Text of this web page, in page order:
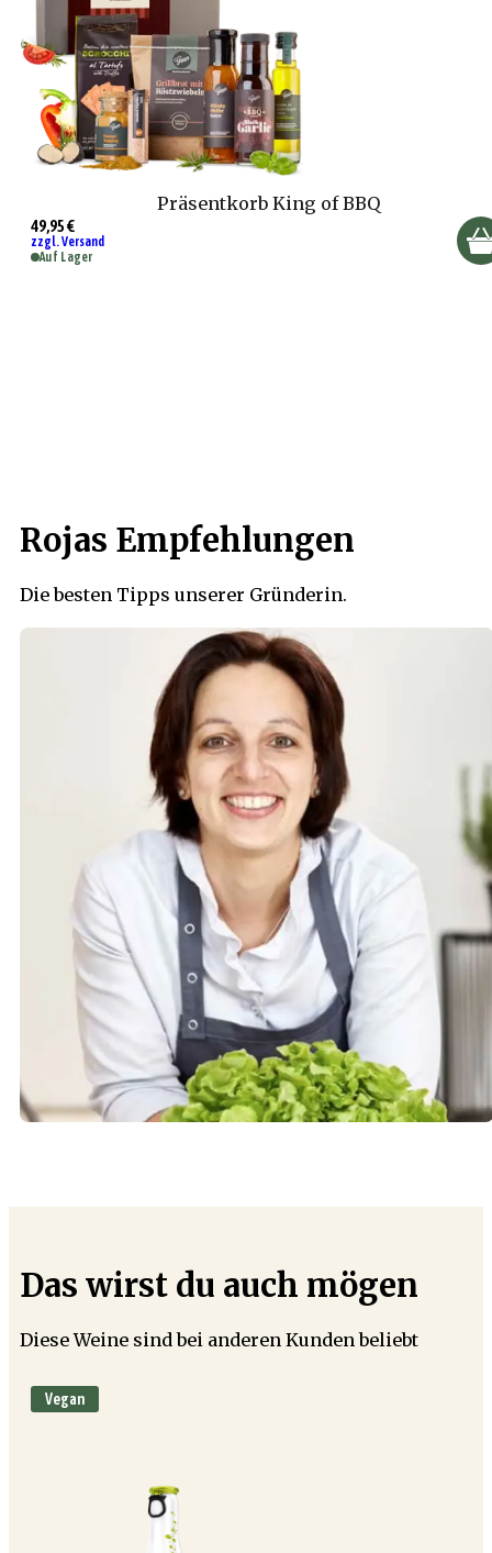
Präsentkorb King of BBQ
49,95 €
zzgl. Versand
Auf Lager
Rojas Empfehlungen
Die besten Tipps unserer Gründerin.
Das wirst du auch mögen
Diese Weine sind bei anderen Kunden beliebt
Vegan